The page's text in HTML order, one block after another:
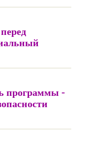
программы -